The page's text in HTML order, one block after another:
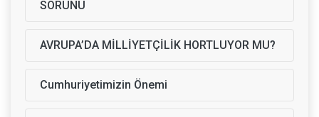
SORUNU
AVRUPA’DA MİLLİYETÇİLİK HORTLUYOR MU?
Cumhuriyetimizin Önemi